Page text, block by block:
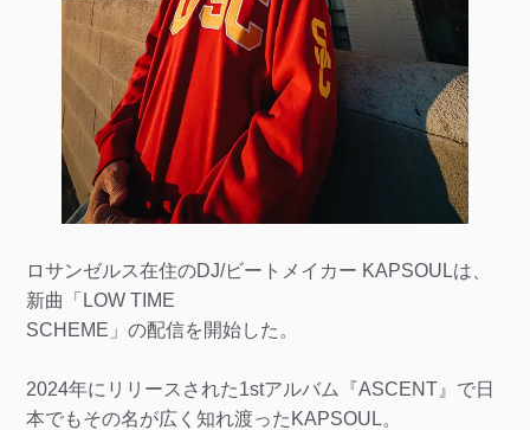
ロサンゼルス在住のDJ/ビートメイカー KAPSOULは、
新曲「LOW TIME
SCHEME」の配信を開始した。
2024年にリリースされた1stアルバム『ASCENT』で日
本でもその名が広く知れ渡ったKAPSOUL。